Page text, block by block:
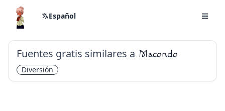
Español
Fuentes gratis similares a Macondo
Diversión